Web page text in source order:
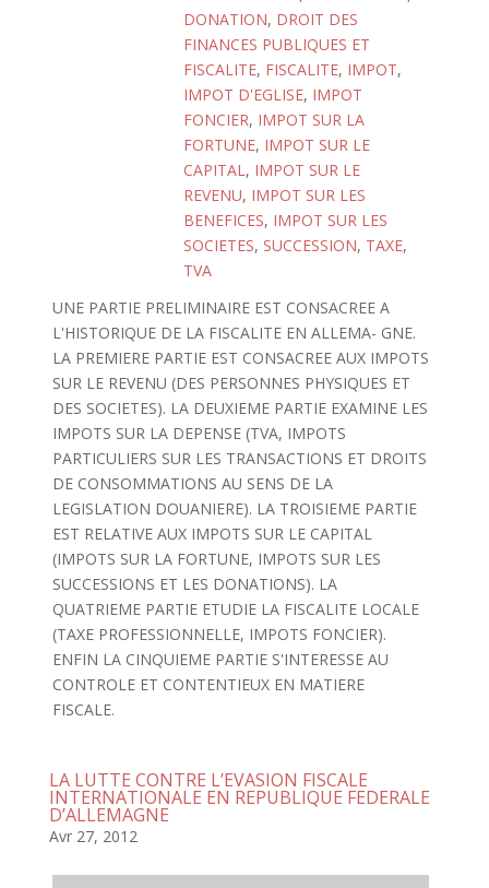
DONATION, DROIT DES
FINANCES PUBLIQUES ET
FISCALITE, FISCALITE, IMPOT,
IMPOT D'EGLISE, IMPOT
FONCIER, IMPOT SUR LA
FORTUNE, IMPOT SUR LE
CAPITAL, IMPOT SUR LE
REVENU, IMPOT SUR LES
BENEFICES, IMPOT SUR LES
SOCIETES, SUCCESSION, TAXE,
TVA
UNE PARTIE PRELIMINAIRE EST CONSACREE A
L'HISTORIQUE DE LA FISCALITE EN ALLEMA- GNE.
LA PREMIERE PARTIE EST CONSACREE AUX IMPOTS
SUR LE REVENU (DES PERSONNES PHYSIQUES ET
DES SOCIETES). LA DEUXIEME PARTIE EXAMINE LES
IMPOTS SUR LA DEPENSE (TVA, IMPOTS
PARTICULIERS SUR LES TRANSACTIONS ET DROITS
DE CONSOMMATIONS AU SENS DE LA
LEGISLATION DOUANIERE). LA TROISIEME PARTIE
EST RELATIVE AUX IMPOTS SUR LE CAPITAL
(IMPOTS SUR LA FORTUNE, IMPOTS SUR LES
SUCCESSIONS ET LES DONATIONS). LA
QUATRIEME PARTIE ETUDIE LA FISCALITE LOCALE
(TAXE PROFESSIONNELLE, IMPOTS FONCIER).
ENFIN LA CINQUIEME PARTIE S'INTERESSE AU
CONTROLE ET CONTENTIEUX EN MATIERE
FISCALE.
LA LUTTE CONTRE L’EVASION FISCALE
INTERNATIONALE EN REPUBLIQUE FEDERALE
D’ALLEMAGNE
Avr 27, 2012